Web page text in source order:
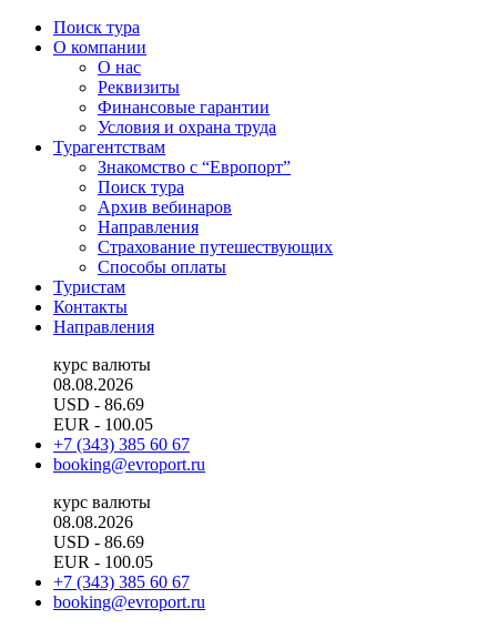
Поиск тура
О компании
О нас
Реквизиты
Финансовые гарантии
Условия и охрана труда
Турагентствам
Знакомство с “Европорт”
Поиск тура
Архив вебинаров
Направления
Страхование путешествующих
Способы оплаты
Туристам
Контакты
Направления
курс валюты
08.08.2026
USD - 86.69
EUR - 100.05
+7 (343) 385 60 67
booking@evroport.ru
курс валюты
08.08.2026
USD - 86.69
EUR - 100.05
+7 (343) 385 60 67
booking@evroport.ru